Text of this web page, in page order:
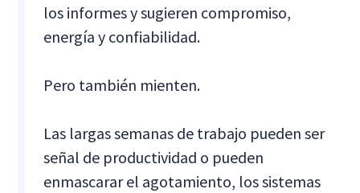
los informes y sugieren compromiso,
energía y confiabilidad.
Pero también mienten.
Las largas semanas de trabajo pueden ser
señal de productividad o pueden
enmascarar el agotamiento, los sistemas